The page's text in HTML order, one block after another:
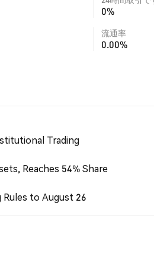
0%
流通率
0.00%
Trading
Reaches 54% Share
to August 26